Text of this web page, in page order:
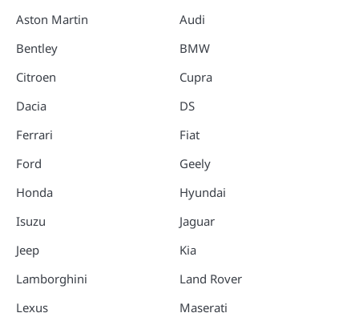
Aston Martin
Bentley
Citroen
Dacia
Ferrari
Ford
Honda
Isuzu
Jeep
Lamborghini
Lexus
Audi
BMW
Cupra
DS
Fiat
Geely
Hyundai
Jaguar
Kia
Land Rover
Maserati